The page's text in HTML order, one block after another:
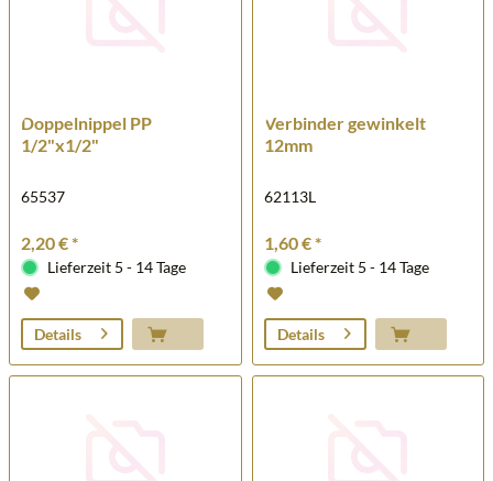
Doppelnippel PP
1/2"x1/2"
65537
2,20 € *
Lieferzeit 5 - 14 Tage
Details
Verbinder gewinkelt
12mm
62113L
1,60 € *
Lieferzeit 5 - 14 Tage
Details